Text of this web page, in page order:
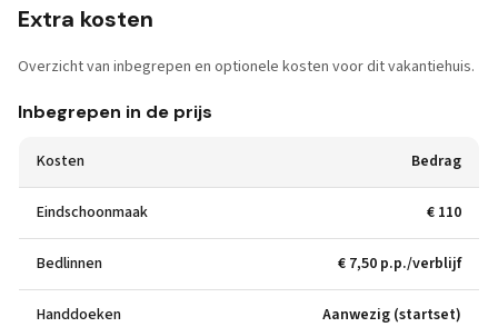
Extra kosten
Overzicht van inbegrepen en optionele kosten voor dit vakantiehuis.
Inbegrepen in de prijs
Kosten Bedrag
Eindschoonmaak € 110
Bedlinnen € 7,50 p.p./verblijf
Handdoeken Aanwezig (startset)